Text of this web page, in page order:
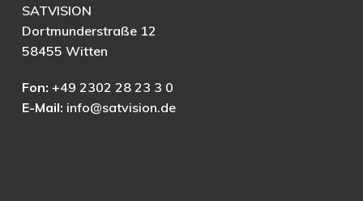
SATVISION
Dortmunderstraße 12
58455 Witten
Fon: +49 2302 28 23 3 0
E-Mail: info@satvision.de